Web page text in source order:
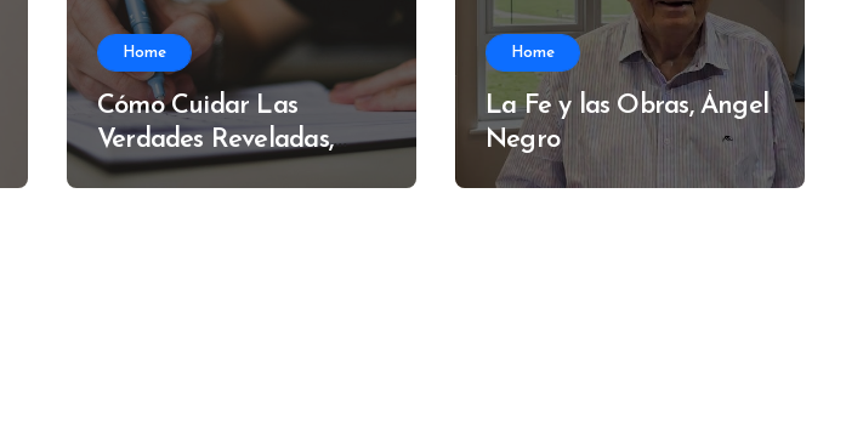
Home
Cómo Cuidar Las
Verdades Reveladas,
Alfredo Muzzi
Home
La Fe y las Obras, Ángel
Negro